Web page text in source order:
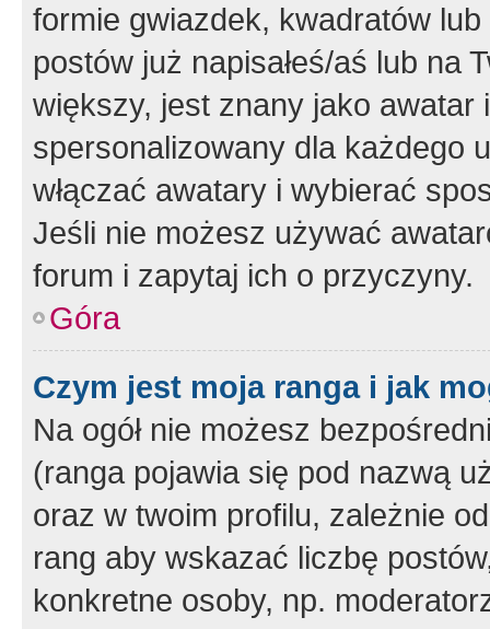
formie gwiazdek, kwadratów
postów już napisałeś/aś lub na
większy, jest znany jako
spersonalizowany dla każdego
włączać awatary i wybierać
Jeśli nie możesz używać
forum i zapytaj ich o przyczyny.
Góra
Czym jest moja ranga i jak
Na ogół nie możesz
(ranga pojawia się pod nazwą
oraz w twoim profilu, zależnie
rang aby wskazać liczbę
konkretne osoby, np.